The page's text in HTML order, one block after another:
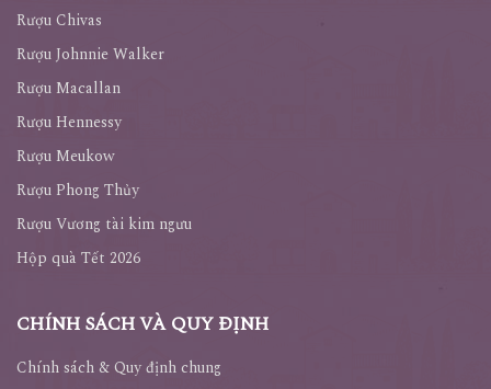
Rượu Chivas
Rượu Johnnie Walker
Rượu Macallan
Rượu Hennessy
Rượu Meukow
Rượu Phong Thủy
Rượu Vương tài kim ngưu
Hộp quà Tết 2026
CHÍNH SÁCH VÀ QUY ĐỊNH
Chính sách & Quy định chung